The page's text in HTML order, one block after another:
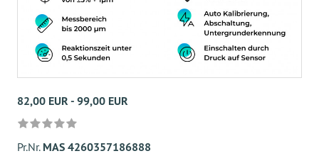
82,00 EUR - 99,00 EUR
Pr.Nr. MAS 4260357186888